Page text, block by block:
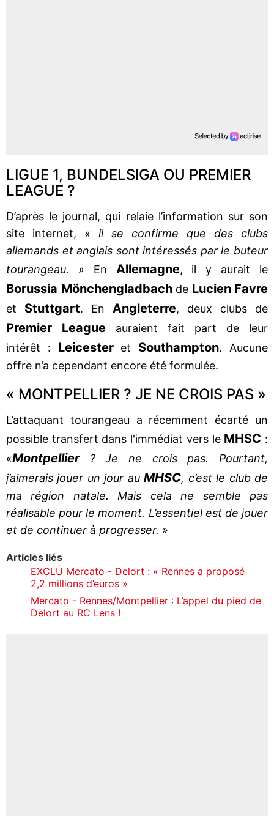
LIGUE 1, BUNDELSIGA OU PREMIER
LEAGUE ?
D’après le journal, qui relaie l’information sur son
site internet, « il se confirme que des clubs
allemands et anglais sont intéressés par le buteur
tourangeau. » En Allemagne, il y aurait le
Borussia Mönchengladbachde Lucien Favre
et Stuttgart. En Angleterre, deux clubs de
Premier League auraient fait part de leur
intérêt : Leicesteret Southampton. Aucune
offre n’a cependant encore été formulée.
« MONTPELLIER ? JE NE CROIS PAS »
L’attaquant tourangeau a récemment écarté un
possible transfert dans l'immédiat vers le MHSC :
«Montpellier? Je ne crois pas. Pourtant,
j’aimerais jouer un jour auMHSC, c’est le club de
ma région natale. Mais cela ne semble pas
réalisable pour le moment. L’essentiel est de jouer
et de continuer à progresser. »
Articles liés
EXCLU Mercato - Delort : « Rennes a proposé
2,2 millions d’euros »
Mercato - Rennes/Montpellier : L’appel du pied de
Delort au RC Lens !